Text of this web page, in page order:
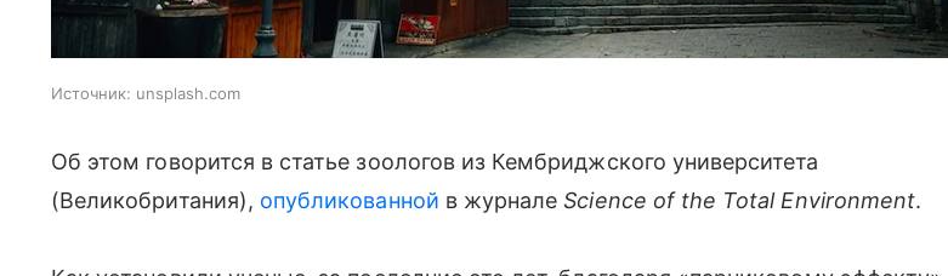
Источник: unsplash.com
Об этом говорится в статье зоологов из Кембриджского университета
(Великобритания), опубликованной в журналеScience of the Total Environment.